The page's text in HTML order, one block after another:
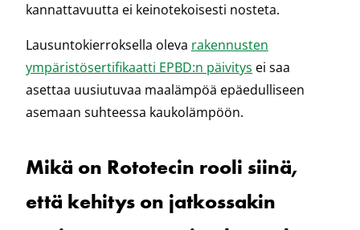
kannattavuutta ei keinotekoisesti nosteta.
Lausuntokierroksella oleva rakennusten
ympäristösertifikaatti EPBD:n päivitys ei saa
asettaa uusiutuvaa maalämpöä epäedulliseen
asemaan suhteessa kaukolämpöön.
Mikä on Rototecin rooli siinä,
että kehitys on jatkossakin